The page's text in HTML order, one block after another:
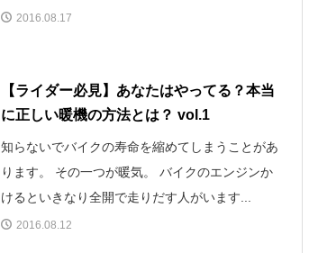
2016.08.17
【ライダー必見】あなたはやってる？本当
に正しい暖機の方法とは？ vol.1
知らないでバイクの寿命を縮めてしまうことがあ
ります。 その一つが暖気。 バイクのエンジンか
けるといきなり全開で走りだす人がいます...
2016.08.12